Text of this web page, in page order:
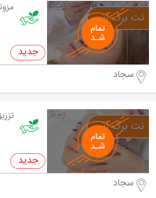
0 خرید
سجاد
0 خرید
سجاد